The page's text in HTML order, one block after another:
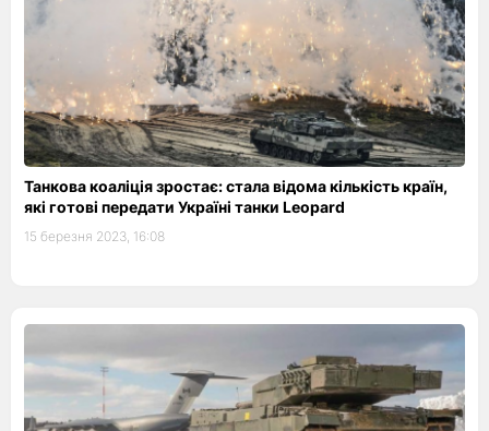
Танкова коаліція зростає: стала відома кількість країн,
які готові передати Україні танки Leopard
15 березня 2023, 16:08